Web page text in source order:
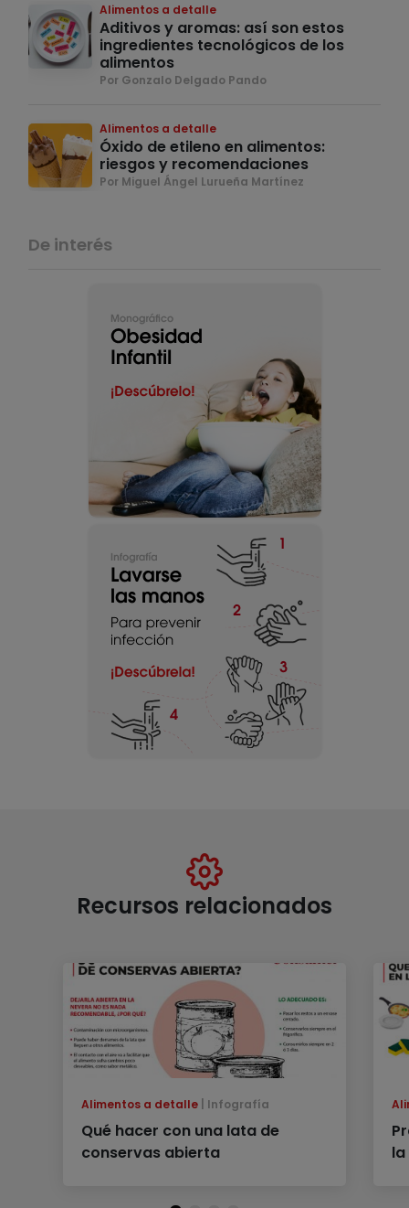
Alimentos a detalle
Aditivos y aromas: así son estos
ingredientes tecnológicos de los
alimentos
Por Gonzalo Delgado Pando
Alimentos a detalle
Óxido de etileno en alimentos:
riesgos y recomendaciones
Por Miguel Ángel Lurueña Martínez
De interés
Recursos relacionados
Alimentos a detalle Infografía
Qué hacer con una lata de
conservas abierta